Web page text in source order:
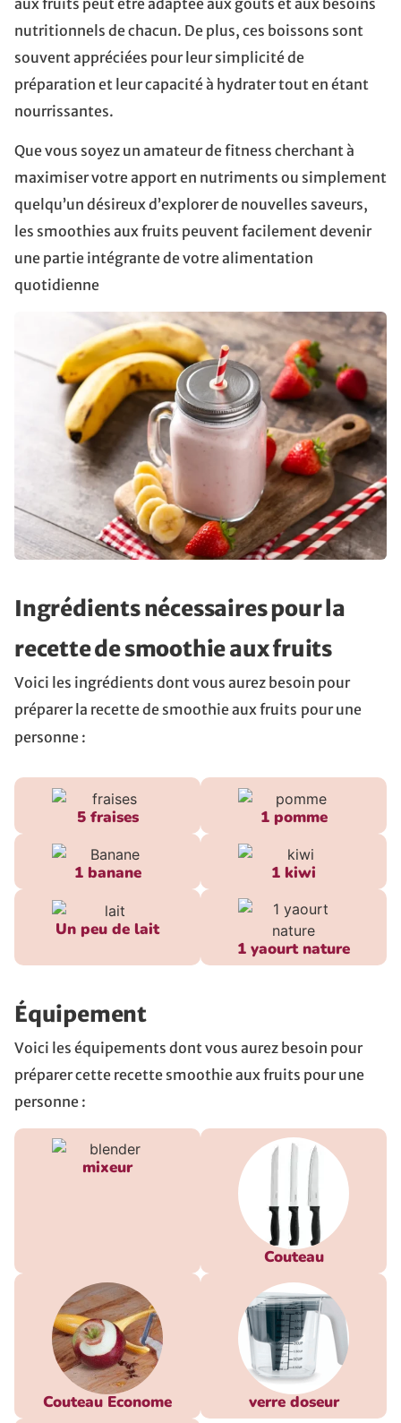
nutritionnels de chacun. De plus, ces boissons sont
souvent appréciées pour leur simplicité de
préparation et leur capacité à hydrater tout en étant
nourrissantes.
Que vous soyez un amateur de fitness cherchant à
maximiser votre apport en nutriments ou simplement
quelqu’un désireux d’explorer de nouvelles saveurs,
les smoothies aux fruits peuvent facilement devenir
une partie intégrante de votre alimentation
quotidienne
Ingrédients nécessaires pour la
recette de smoothie aux fruits
Voici les ingrédients dont vous aurez besoin pour
préparer la recette de smoothie aux fruits pour une
personne :
5 fraises 1 pomme
1 banane 1 kiwi
Un peu de lait
1 yaourt nature
Équipement
Voici les équipements dont vous aurez besoin pour
préparer cette recette smoothie aux fruits pour une
personne :
mixeur
Couteau
Couteau Econome verre doseur